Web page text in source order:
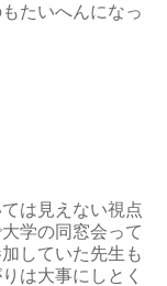
たいへんになっ
は見えない視点
学の同窓会って
していた先生も
は大事にしとく